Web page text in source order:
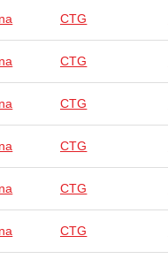
CTG
CTG
CTG
CTG
CTG
CTG